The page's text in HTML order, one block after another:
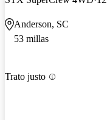
Anderson, SC
53 millas
Trato justo